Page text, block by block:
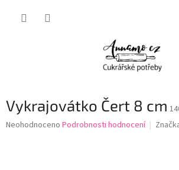
Vykrajovátko Čert 8 cm
Průměrné
Neohodnoceno Podrobnosti hodnocení